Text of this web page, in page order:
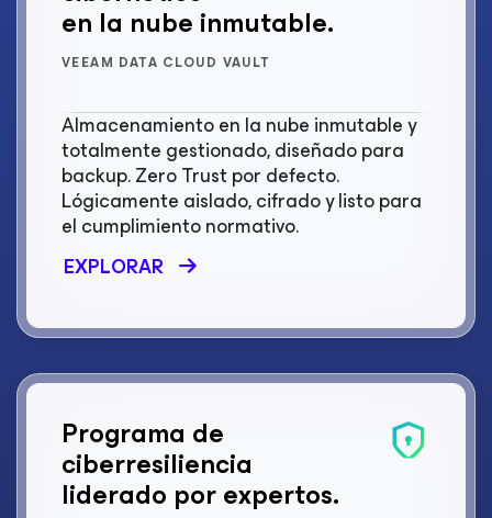
en la nube inmutable.
VEEAM DATA CLOUD VAULT
Almacenamiento en la nube inmutable y
totalmente gestionado, diseñado para
backup. Zero Trust por defecto.
Lógicamente aislado, cifrado y listo para
el cumplimiento normativo.
EXPLORAR
Programa de
ciberresiliencia
liderado por expertos.